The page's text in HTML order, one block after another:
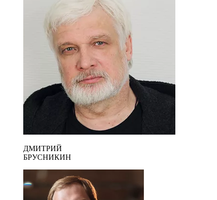
ДМИТРИЙ
БРУСНИКИН